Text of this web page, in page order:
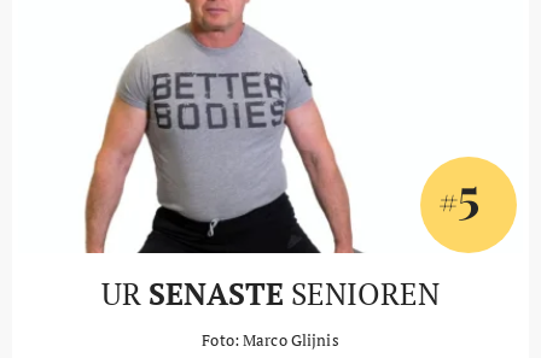
#5
UR SENASTE SENIOREN
Foto: Marco Glijnis